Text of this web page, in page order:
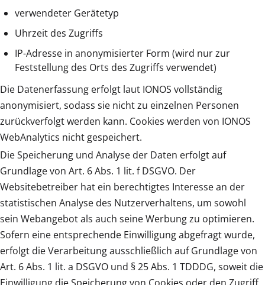
verwendeter Gerätetyp
Uhrzeit des Zugriffs
IP-Adresse in anonymisierter Form (wird nur zur
Feststellung des Orts des Zugriffs verwendet)
Die Datenerfassung erfolgt laut IONOS vollständig
anonymisiert, sodass sie nicht zu einzelnen Personen
zurückverfolgt werden kann. Cookies werden von IONOS
WebAnalytics nicht gespeichert.
Die Speicherung und Analyse der Daten erfolgt auf
Grundlage von Art. 6 Abs. 1 lit. f DSGVO. Der
Websitebetreiber hat ein berechtigtes Interesse an der
statistischen Analyse des Nutzerverhaltens, um sowohl
sein Webangebot als auch seine Werbung zu optimieren.
Sofern eine entsprechende Einwilligung abgefragt wurde,
erfolgt die Verarbeitung ausschließlich auf Grundlage von
Art. 6 Abs. 1 lit. a DSGVO und § 25 Abs. 1 TDDDG, soweit die